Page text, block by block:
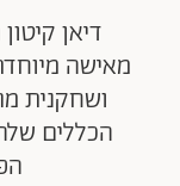
מאישה
ושחקנית
הכללים